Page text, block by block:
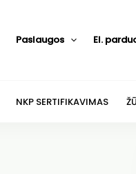
Paslaugos El.
NKP SERTIFIKAVIMAS